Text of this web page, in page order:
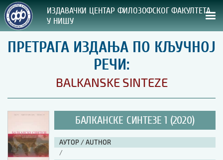
ИЗДАВАЧКИ ЦЕНТАР ФИЛОЗОФСКОГ ФАКУЛТЕТА
У НИШУ
СВА НАША ИЗДАЊА
ВРСТА ИЗДАЊА:
ПРЕГЛЕД
УПУТСТВА
ПРЕТРАГА ИЗДАЊА ПО КЉУЧНОЈ
РЕЧИ:
BALKANSKE SINTEZE
БАЛКАНСКЕ СИНТЕЗЕ 1 (2020)
АУТОР / AUTHOR
/